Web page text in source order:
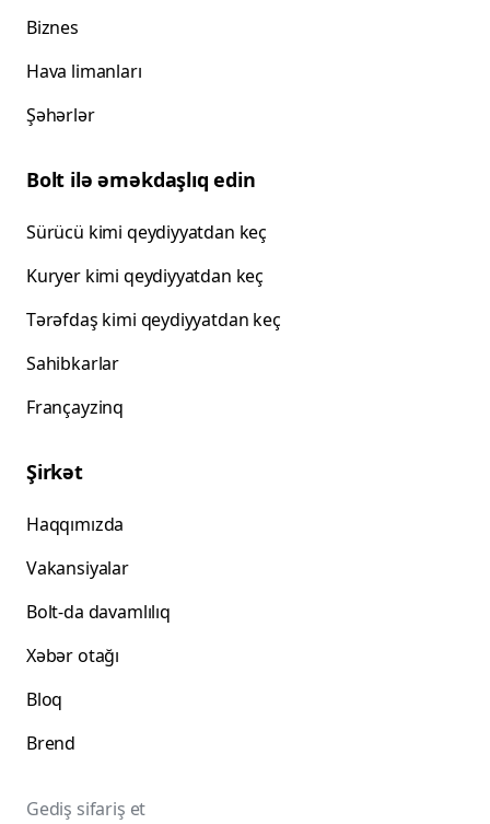
Biznes
Hava limanları
Şəhərlər
Bolt ilə əməkdaşlıq edin
Sürücü kimi qeydiyyatdan keç
Kuryer kimi qeydiyyatdan keç
Tərəfdaş kimi qeydiyyatdan keç
Sahibkarlar
Françayzinq
Şirkət
Haqqımızda
Vakansiyalar
Bolt-da davamlılıq
Xəbər otağı
Bloq
Brend
Gediş sifariş et